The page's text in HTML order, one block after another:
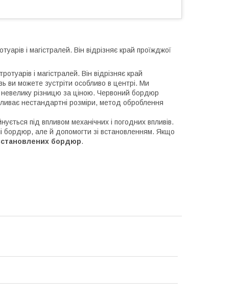
і магістралей. Він відрізняє край проїжджої
і магістралей. Він відрізняє край
ви можете зустріти особливо в центрі. Ми
невелику різницю за ціною. Червоний бордюр
нестандартні розміри, метод оброблення
під впливом механічних і погодних впливів.
бордюр, але й допомогти зі встановленням. Якщо
бордюр.